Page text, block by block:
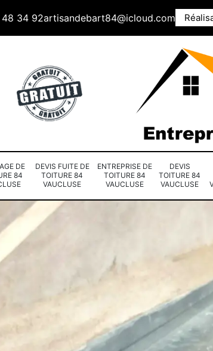
48 34 92artisandebart84@icloud.com
DE
84
DEVIS FUITE DE
TOITURE 84
VAUCLUSE
ENTREPRISE DE
TOITURE 84
VAUCLUSE
DEVIS
TOITURE 84
VAUCLUSE